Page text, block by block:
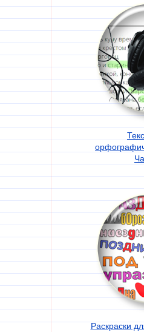
Раскраски